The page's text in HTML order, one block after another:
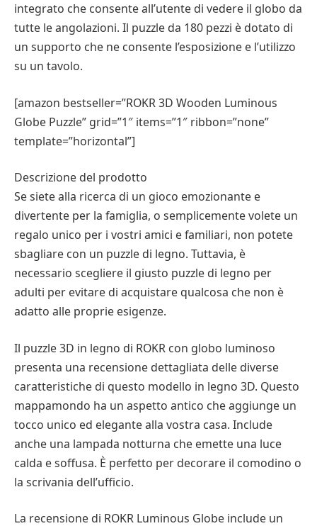
integrato che consente all’utente di vedere il globo da
tutte le angolazioni. Il puzzle da 180 pezzi è dotato di
un supporto che ne consente l’esposizione e l’utilizzo
su un tavolo.
[amazon bestseller=”ROKR 3D Wooden Luminous
Globe Puzzle” grid=”1″ items=”1″ ribbon=”none”
template=”horizontal”]
Descrizione del prodotto
Se siete alla ricerca di un gioco emozionante e
divertente per la famiglia, o semplicemente volete un
regalo unico per i vostri amici e familiari, non potete
sbagliare con un puzzle di legno. Tuttavia, è
necessario scegliere il giusto puzzle di legno per
adulti per evitare di acquistare qualcosa che non è
adatto alle proprie esigenze.
Il puzzle 3D in legno di ROKR con globo luminoso
presenta una recensione dettagliata delle diverse
caratteristiche di questo modello in legno 3D. Questo
mappamondo ha un aspetto antico che aggiunge un
tocco unico ed elegante alla vostra casa. Include
anche una lampada notturna che emette una luce
calda e soffusa. È perfetto per decorare il comodino o
la scrivania dell’ufficio.
La recensione di ROKR Luminous Globe include un